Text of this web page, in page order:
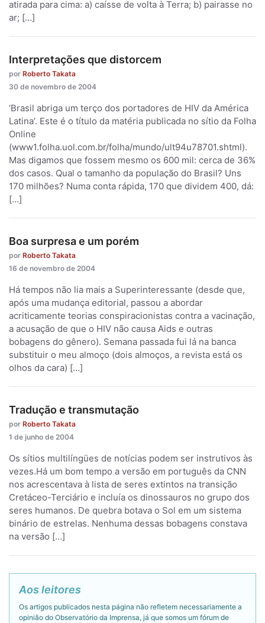
atirada para cima: a) caísse de volta à Terra; b) pairasse no
ar; […]
Interpretações que distorcem
por Roberto Takata
30 de novembro de 2004
‘Brasil abriga um terço dos portadores de HIV da América
Latina’. Este é o título da matéria publicada no sítio da Folha
Online
(www1.folha.uol.com.br/folha/mundo/ult94u78701.shtml).
Mas digamos que fossem mesmo os 600 mil: cerca de 36%
dos casos. Qual o tamanho da população do Brasil? Uns
170 milhões? Numa conta rápida, 170 que dividem 400, dá:
[…]
Boa surpresa e um porém
por Roberto Takata
16 de novembro de 2004
Há tempos não lia mais a Superinteressante (desde que,
após uma mudança editorial, passou a abordar
acriticamente teorias conspiracionistas contra a vacinação,
a acusação de que o HIV não causa Aids e outras
bobagens do gênero). Semana passada fui lá na banca
substituir o meu almoço (dois almoços, a revista está os
olhos da cara) […]
Tradução e transmutação
por Roberto Takata
1 de junho de 2004
Os sítios multilíngües de notícias podem ser instrutivos às
vezes.Há um bom tempo a versão em português da CNN
nos acrescentava à lista de seres extintos na transição
Cretáceo-Terciário e incluía os dinossauros no grupo dos
seres humanos. De quebra botava o Sol em um sistema
binário de estrelas. Nenhuma dessas bobagens constava
na versão […]
Aos leitores
Os artigos publicados nesta página não refletem necessariamente a
opinião do Observatório da Imprensa, já que somos um fórum de